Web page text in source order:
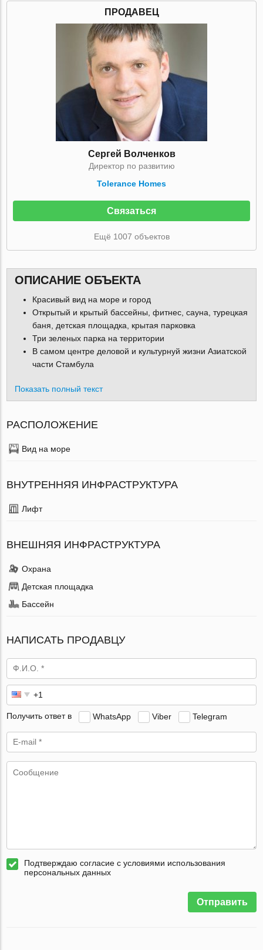
ПРОДАВЕЦ
Сергей Волченков
Директор по развитию
Tolerance Homes
Связаться
Ещё 1007 объектов
ОПИСАНИЕ ОБЪЕКТА
Красивый вид на море и город
Открытый и крытый бассейны, фитнес, сауна, турецкая
баня, детская площадка, крытая парковка
Три зеленых парка на территории
В самом центре деловой и культурнуй жизни Азиатской
части Стамбула
Показать полный текст
РАСПОЛОЖЕНИЕ
Вид на море
ВНУТРЕННЯЯ ИНФРАСТРУКТУРА
Лифт
ВНЕШНЯЯ ИНФРАСТРУКТУРА
Охрана
Детская площадка
Бассейн
НАПИСАТЬ ПРОДАВЦУ
Получить ответ в WhatsApp Viber Telegram
Подтверждаю согласие с условиями использования
персональных данных
Отправить